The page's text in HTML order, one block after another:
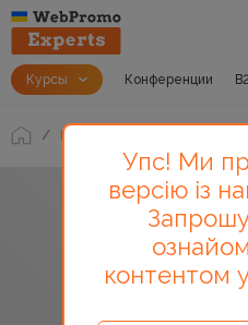
Курсы Конференции
Блог Как не загнать
Упс! Ми
версію із
контентом